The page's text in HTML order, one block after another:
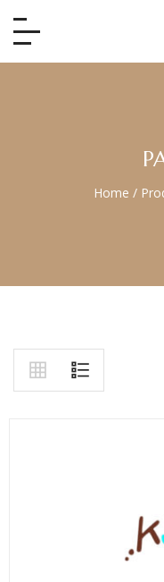
Home /